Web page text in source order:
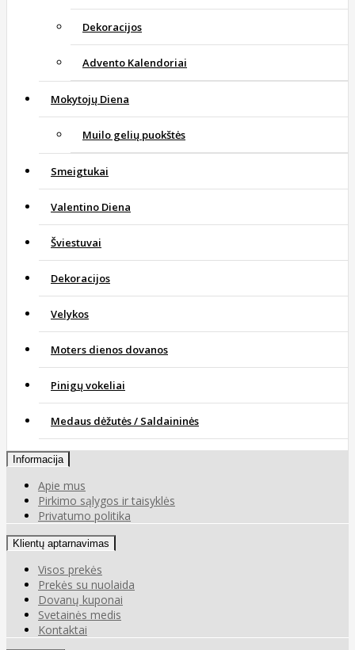
Dekoracijos
Advento Kalendoriai
Mokytojų Diena
Muilo gelių puokštės
Smeigtukai
Valentino Diena
Šviestuvai
Dekoracijos
Velykos
Moters dienos dovanos
Pinigų vokeliai
Medaus dėžutės / Saldaininės
Informacija
Apie mus
Pirkimo sąlygos ir taisyklės
Privatumo politika
Klientų aptarnavimas
Visos prekės
Prekės su nuolaida
Dovanų kuponai
Svetainės medis
Kontaktai